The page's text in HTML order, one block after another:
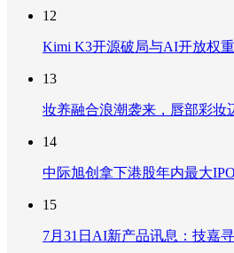
12
Kimi K3开源破局与AI开放权
13
妆养融合浪潮袭来，唇部彩妆
14
中际旭创拿下港股年内最大
15
7月31日AI新产品讯息：技嘉